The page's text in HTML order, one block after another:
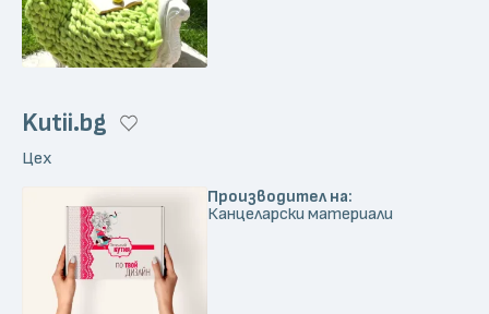
Kutii.bg
Цех
Производител на:
Канцеларски материали